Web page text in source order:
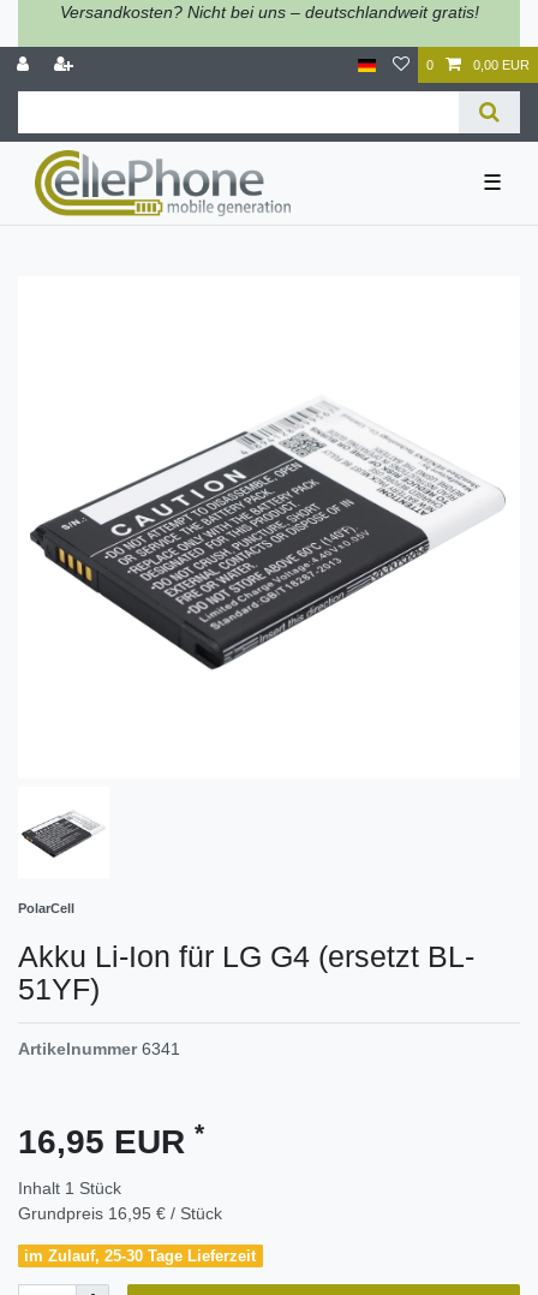
Versandkosten? Nicht bei uns – deutschlandweit gratis!
0 0,00 EUR
☰
PolarCell
Akku Li-Ion für LG G4 (ersetzt BL-
51YF)
Artikelnummer 6341
16,95 EUR *
Inhalt 1 Stück
Grundpreis 16,95 € / Stück
im Zulauf, 25-30 Tage Lieferzeit